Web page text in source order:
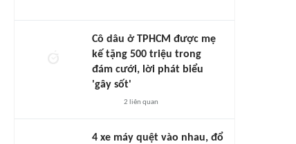
Cô dâu ở TPHCM được mẹ
kế tặng 500 triệu trong
đám cưới, lời phát biểu
'gây sốt'
2 liên quan
4 xe máy quệt vào nhau, đổ